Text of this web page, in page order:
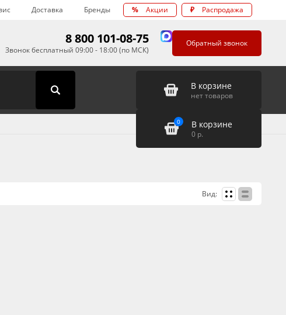
Доставка Бренды % Акции ₽ Распродажа
8 800 101-08-75
Звонок бесплатный 09:00 - 18:00 (по МСК)
Обратный звонок
В корзине
нет товаров
0 В корзине
0 р.
Вид: